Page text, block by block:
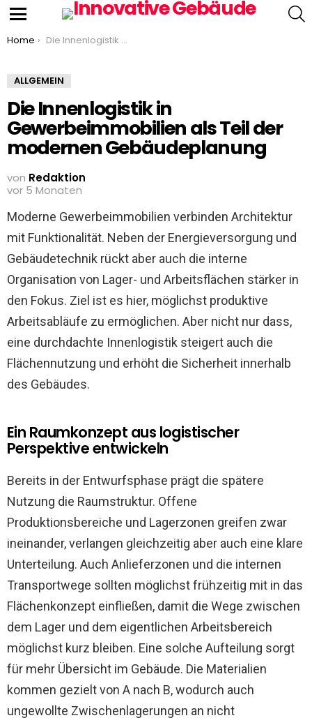
You are here:
Home Die Innenlogistik in Gewerbeimmobilien als Teil der modernen Gebäudeplanung
ALLGEMEIN
Die Innenlogistik in
Gewerbeimmobilien als Teil der
modernen Gebäudeplanung
von Redaktion
vor 5 Monaten
Moderne Gewerbeimmobilien verbinden Architektur
mit Funktionalität. Neben der Energieversorgung und
Gebäudetechnik rückt aber auch die interne
Organisation von Lager- und Arbeitsflächen stärker in
den Fokus. Ziel ist es hier, möglichst produktive
Arbeitsabläufe zu ermöglichen. Aber nicht nur dass,
eine durchdachte Innenlogistik steigert auch die
Flächennutzung und erhöht die Sicherheit innerhalb
des Gebäudes.
Ein Raumkonzept aus logistischer
Perspektive entwickeln
Bereits in der Entwurfsphase prägt die spätere
Nutzung die Raumstruktur. Offene
Produktionsbereiche und Lagerzonen greifen zwar
ineinander, verlangen gleichzeitig aber auch eine klare
Unterteilung. Auch Anlieferzonen und die internen
Transportwege sollten möglichst frühzeitig mit in das
Flächenkonzept einfließen, damit die Wege zwischen
dem Lager und dem eigentlichen Arbeitsbereich
möglichst kurz bleiben. Eine solche Aufteilung sorgt
für mehr Übersicht im Gebäude. Die Materialien
kommen gezielt von A nach B, wodurch auch
ungewollte Zwischenlagerungen an nicht